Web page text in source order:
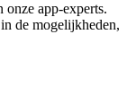
onze app-experts.
de mogelijkheden,